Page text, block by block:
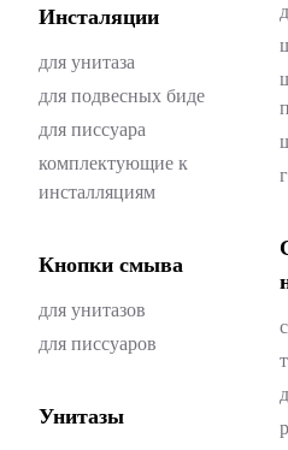
Инсталяции
для унитаза
для подвесных биде
для писсуара
комплектующие к
инсталляциям
Кнопки смыва
для унитазов
для писсуаров
Унитазы